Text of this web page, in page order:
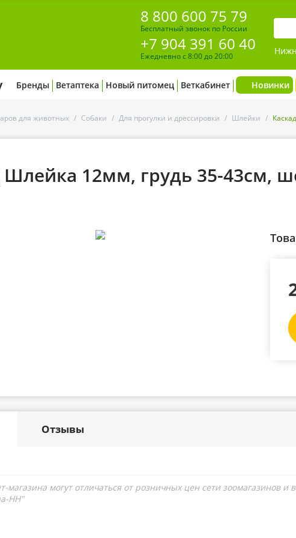
8 800 600 75 79
Бесплатный звонок по России
+7 904 391 60 40
Ежедневно с 8:00 до 20:00
Бренды Ветаптека Новый питомец Веткабинет Новинки
для животных / Собаки / Для прогулки и дрессировки / Шлейки /
Шлейка 12мм, грудь 35-43см,
Отзывы
магазина могут отличаться от розничных цен сети зоомагазинов и
НН"